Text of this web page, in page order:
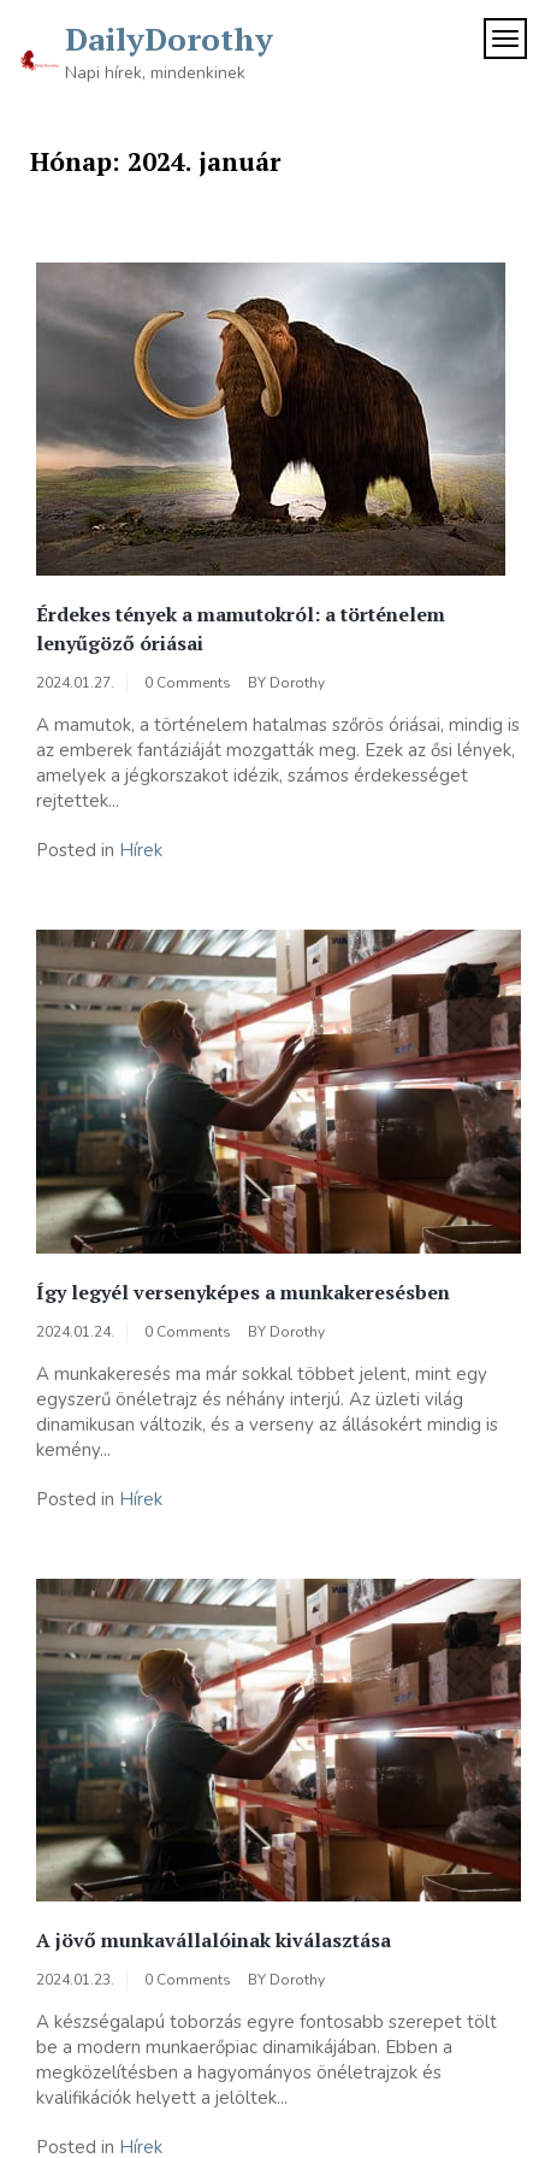
content
DailyDorothy
Napi hírek, mindenkinek
Hónap: 2024. január
Érdekes tények a mamutokról: a történelem
lenyűgöző óriásai
2024.01.27. 0 Comments BY Dorothy
A mamutok, a történelem hatalmas szőrös óriásai, mindig is
az emberek fantáziáját mozgatták meg. Ezek az ősi lények,
amelyek a jégkorszakot idézik, számos érdekességet
rejtettek...
Posted in Hírek
Így legyél versenyképes a munkakeresésben
2024.01.24. 0 Comments BY Dorothy
A munkakeresés ma már sokkal többet jelent, mint egy
egyszerű önéletrajz és néhány interjú. Az üzleti világ
dinamikusan változik, és a verseny az állásokért mindig is
kemény...
Posted in Hírek
A jövő munkavállalóinak kiválasztása
2024.01.23. 0 Comments BY Dorothy
A készségalapú toborzás egyre fontosabb szerepet tölt
be a modern munkaerőpiac dinamikájában. Ebben a
megközelítésben a hagyományos önéletrajzok és
kvalifikációk helyett a jelöltek...
Posted in Hírek